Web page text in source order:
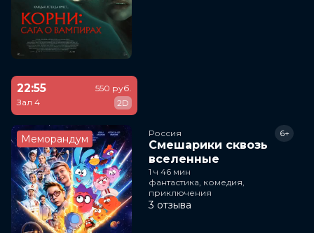
22:55
Зал 4
550 руб.
2D
Меморандум Россия
Смешарики сквозь
вселенные
6+
1 ч 46 мин
фантастика, комедия,
приключения
3 отзыва